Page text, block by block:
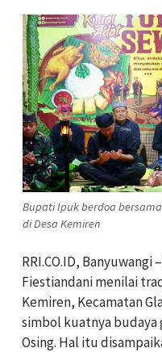
Bupati Ipuk berdoa
di Desa Kemiren
RRI.CO.ID,
Fiestiandani menilai
Kemiren, Kecamatan
simbol kuatnya budaya
Osing. Hal itu